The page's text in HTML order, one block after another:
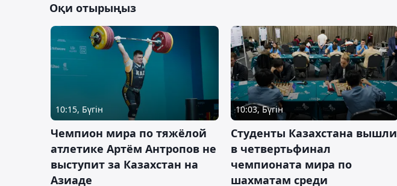
Оқи отырыңыз
10:15, Бүгін
Чемпион мира по тяжёлой
атлетике Артём Антропов не
выступит за Казахстан на
Азиаде
10:03, Бүгін
Студенты Казахстана вышли
в четвертьфинал
чемпионата мира по
шахматам среди